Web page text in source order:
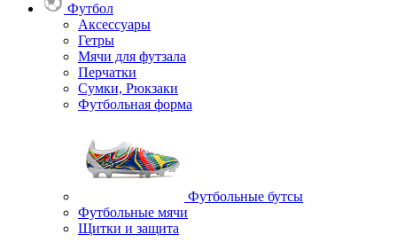
Футбол
Аксессуары
Гетры
Мячи для футзала
Перчатки
Сумки, Рюкзаки
Футбольная форма
Футбольные бутсы
Футбольные мячи
Щитки и защита